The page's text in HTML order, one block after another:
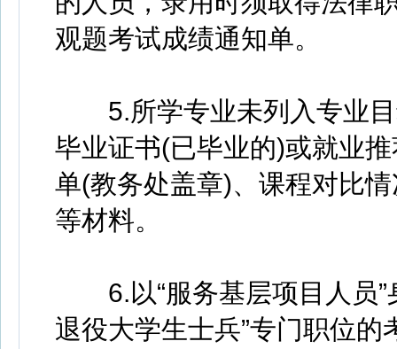
观题考试成绩通知单。
5.所学专业未列入专业目
毕业证书(已毕业的)或就业
单(教务处盖章)、课程对比
等材料。
6.以“服务基层项目人员”
退役大学生士兵”专门职位